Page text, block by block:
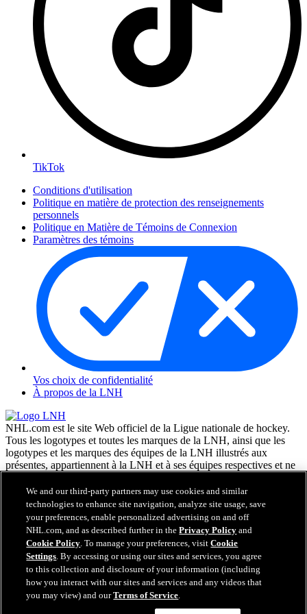
TikTok
Conditions d'utilisation
Politique en matière de protection des renseignements
personnels
Politique en Matière de Témoins de Connexion
Paramètres des témoins
Vos choix de confidentialité
À propos de la LNH
NHL.com est le site Web officiel de la Ligue nationale de hockey.
Tous les logotypes et toutes les marques de la LNH, ainsi que les
logotypes et les marques des équipes de la LNH illustrés aux
présentes, appartiennent à la LNH et à ses équipes respectives et ne
Enterprises, L.P. © LNH 2026. Tous droits réservés. Tous les
chandails d'équipe de la LNH personnalisés avec les noms des
joueurs de la LNH et leurs numéros sont officiellement sous license
de la LNH et de l'AJLNH. Le mot servant de marque Zamboni et la
configuration de la surfaceuse Zamboni sont des marques de
commerce déposées de Frank J. Zamboni & Co., Inc. © Frank J.
Zamboni & Co., Inc. 2026. Tous droits réservés. Toute autre marque
déposée ou tout droit d'auteur d'une tierce partie sont la propriété de
leurs auteurs respectifs. Tous droits réservés.
We and our third-party partners may use cookies and similar
technologies to enhance site navigation, analyze site usage, save
your preferences, enable personalized advertising on and off
NHL.com, and as described further in thePrivacy Policy and
Cookie Policy. To manage your preferences, visitCookie
Settings. By accessing or using our sites and services, you agree
to this collection and disclosure of your information (including
how you interact with our sites and services and any videos that
you may view) and ourTerms of Service.